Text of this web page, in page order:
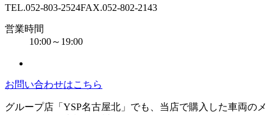
TEL.052-803-2524FAX.052-802-2143
営業時間
10:00～19:00
お問い合わせはこちら
グループ店「YSP名古屋北」でも、当店で購入した車両のメ